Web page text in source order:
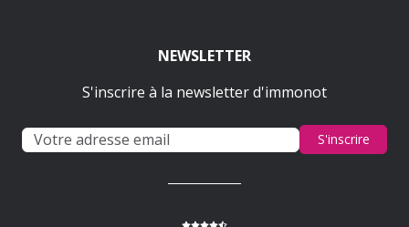
NEWSLETTER
S'inscrire à la newsletter d'immonot
S'inscrire